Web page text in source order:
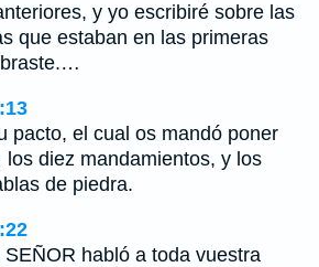
y yo escribiré sobre las
que estaban en las primeras
pacto, el cual os mandó poner
los diez mandamientos, y los
de piedra.
habló a toda vuestra